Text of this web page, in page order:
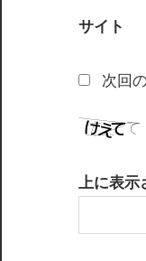
サイト
次回
上に表示